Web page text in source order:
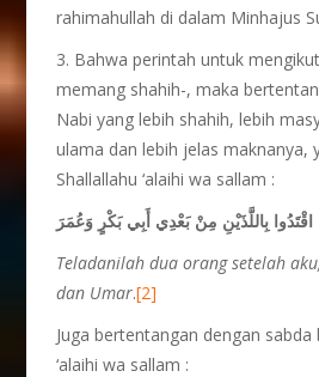
rahimahullah di dalam Minhajus
3. Bahwa perintah untuk
memang shahih-, maka
Nabi yang lebih shahih, lebih
ulama dan lebih jelas maknanya,
Shallallahu ‘alaihi wa sallam :
اقْتَدُوا بِاللَّذَيْنِ مِنْ بَعْدِي أَبِي بَكْرٍ وَعُمَرَ
Teladanilah dua orang setelah
dan Umar.[2]
Juga bertentangan dengan sabda
‘alaihi wa sallam :